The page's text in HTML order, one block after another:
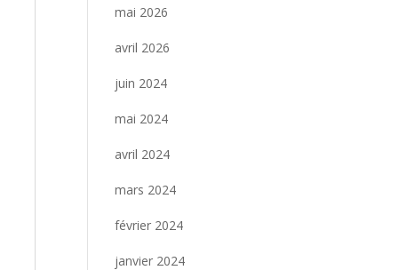
mai 2026
avril 2026
juin 2024
mai 2024
avril 2024
mars 2024
février 2024
janvier 2024